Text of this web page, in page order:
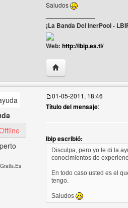
Saludos
¡La Banda Del InerPool -
Web: http://lbip.es.tl/
Visitar sitio web del
Ver perfil del usuario
01-05-2011, 18:46
Título del mensaje:
lbip escribió:
Disculpa, pero yo le di la
conocimientos de
En todo caso usted es el
tengo.
Saludos